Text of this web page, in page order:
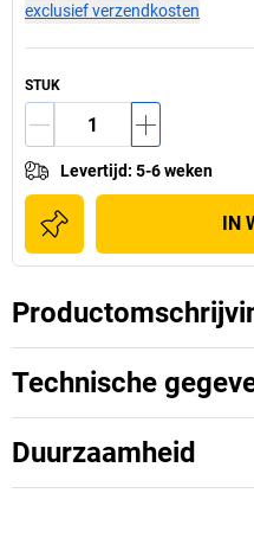
exclusief verzendkosten
STUK
Levertijd: 5-6 weken
IN
Technische
Duurzaamheid